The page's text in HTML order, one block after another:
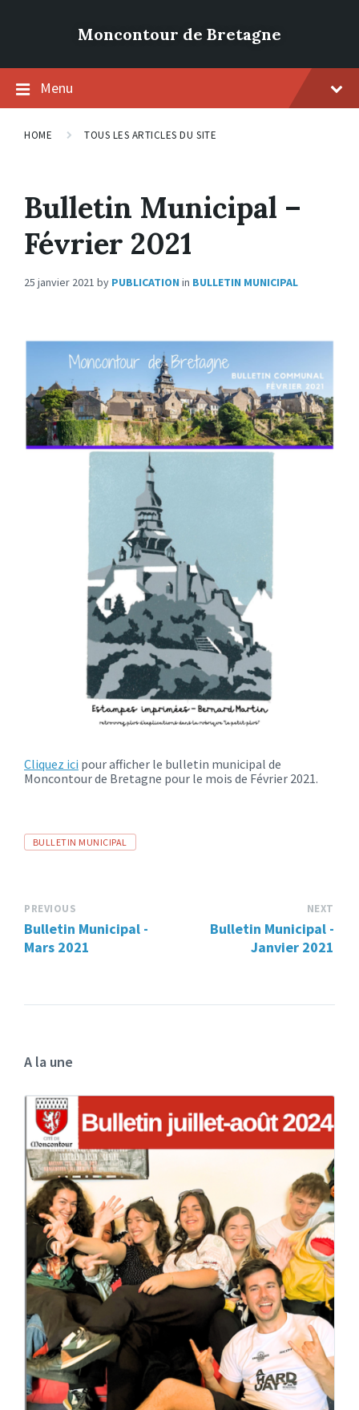
Moncontour de Bretagne
Menu
HOME TOUS LES ARTICLES DU SITE
Bulletin Municipal –
Février 2021
25 janvier 2021 by PUBLICATION in BULLETIN MUNICIPAL
Cliquez ici pour afficher le bulletin municipal de
Moncontour de Bretagne pour le mois de Février 2021.
TAGS:
TAGS:
BULLETIN MUNICIPAL
PREVIOUS
Bulletin Municipal -
Mars 2021
NEXT
Bulletin Municipal -
Janvier 2021
A la une